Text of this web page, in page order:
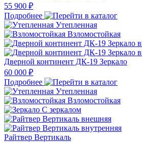
55 900 ₽
Подробнее
Утепленная
Взломостойкая
Дверной континент ДК-19 Зеркало
60 000 ₽
Подробнее
Утепленная
Взломостойкая
С зеркалом
Райтвер Вертикаль